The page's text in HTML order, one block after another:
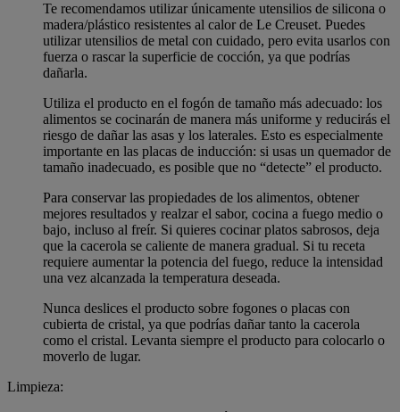
Te recomendamos utilizar únicamente utensilios de silicona o
madera/plástico resistentes al calor de Le Creuset. Puedes
utilizar utensilios de metal con cuidado, pero evita usarlos con
fuerza o rascar la superficie de cocción, ya que podrías
dañarla.
Utiliza el producto en el fogón de tamaño más adecuado: los
alimentos se cocinarán de manera más uniforme y reducirás el
riesgo de dañar las asas y los laterales. Esto es especialmente
importante en las placas de inducción: si usas un quemador de
tamaño inadecuado, es posible que no “detecte” el producto.
Para conservar las propiedades de los alimentos, obtener
mejores resultados y realzar el sabor, cocina a fuego medio o
bajo, incluso al freír. Si quieres cocinar platos sabrosos, deja
que la cacerola se caliente de manera gradual. Si tu receta
requiere aumentar la potencia del fuego, reduce la intensidad
una vez alcanzada la temperatura deseada.
Nunca deslices el producto sobre fogones o placas con
cubierta de cristal, ya que podrías dañar tanto la cacerola
como el cristal. Levanta siempre el producto para colocarlo o
moverlo de lugar.
Limpieza: